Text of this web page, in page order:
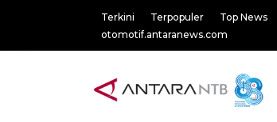
Terkini Terpopuler Top News
otomotif.antaranews.com